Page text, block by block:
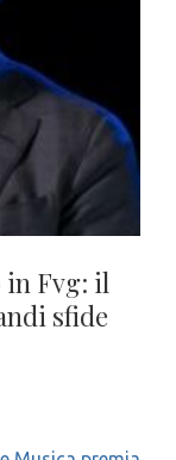
Fvg: il
sfide